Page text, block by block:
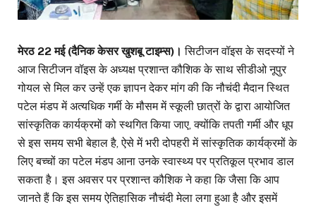
मेरठ 22 मई (दैनिक केसर खुशबू टाइम्स)। सिटीजन वॉइस के सदस्यों ने
आज सिटीजन वॉइस के अध्यक्ष प्रशान्त कौशिक के साथ सीडीओ नूपुर
गोयल से मिल कर उन्हें एक ज्ञापन देकर मांग की कि नौचंदी मैदान स्थित
पटेल मंडप में अत्यधिक गर्मी के मौसम में स्कूली छात्रों के द्वारा आयोजित
सांस्कृतिक कार्यक्रमों को स्थगित किया जाए, क्योंकि तपती गर्मी और धूप
से इस समय सभी बेहाल है, ऐसे में भरी दोपहरी में सांस्कृतिक कार्यक्रमों के
लिए बच्चों का पटेल मंडप आना उनके स्वास्थ्य पर प्रतिकूल प्रभाव डाल
सकता है। इस अवसर पर प्रशान्त कौशिक ने कहा कि जैसा कि आप
जानते हैं कि इस समय ऐतिहासिक नौचंदी मेला लगा हुआ है और इसमें